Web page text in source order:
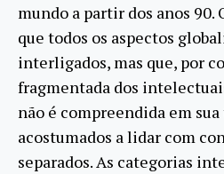
mundo a partir dos anos 90.
que todos os aspectos
interligados, mas que, por
fragmentada dos
não é compreendida em
acostumados a lidar com
separados. As categorias